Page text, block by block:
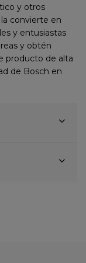
y otros
convierte en
y entusiastas
y obtén
producto de alta
de Bosch en